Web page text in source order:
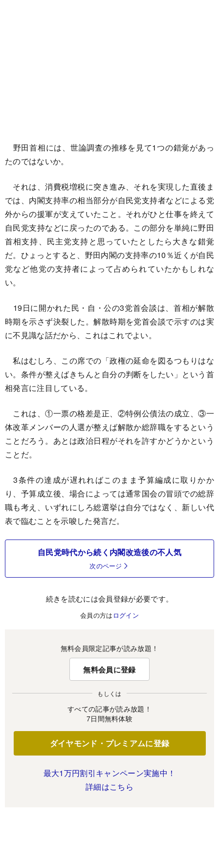
野田首相には、世論調査の推移を見て1つの錯覚があっ
たのではないか。
それは、消費税増税に突き進み、それを実現した直後ま
では、内閣支持率の相当部分が自民党支持者などによる党
外からの援軍が支えていたこと。それがひと仕事を終えて
自民党支持などに戻ったのである。この部分を単純に野田
首相支持、民主党支持と思っていたとしたら大きな錯覚
だ。ひょっとすると、野田内閣の支持率の10％近くが自民
党など他党の支持者によって占められていたかもしれな
い。
19日に開かれた民・自・公の3党首会談は、首相が解散
時期を示さず決裂した。解散時期を党首会談で示すのは実
に不見識な話だから、これはこれでよい。
私はむしろ、この席での「政権の延命を図るつもりはな
い。条件が整えばきちんと自分の判断をしたい」という首
相発言に注目している。
これは、①一票の格差是正、②特例公債法の成立、③一
体改革メンバーの人選が整えば解散か総辞職をするという
ことだろう。あとは政治日程がそれを許すかどうかという
ことだ。
3条件の達成が遅れればこのまま予算編成に取りかか
り、予算成立後、場合によっては通常国会の冒頭での総辞
職も考え、いずれにしろ総選挙は自分ではなく、新しい代
表で臨むことを示唆した発言だ。
自民党時代から続く内閣改造後の不人気
次のページ
続きを読むには会員登録が必要です。
会員の方は ログイン
無料会員限定記事が読み放題！
無料会員に登録
もしくは
すべての記事が読み放題！
7日間無料体験
ダイヤモンド・プレミアムに登録
最大1万円割引キャンペーン実施中！
詳細はこちら